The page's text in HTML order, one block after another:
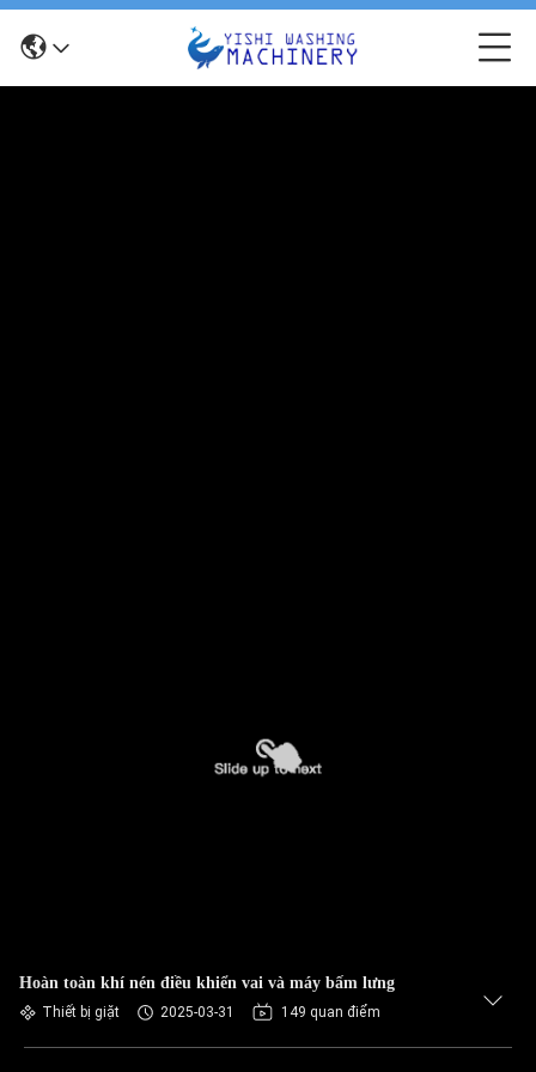
Hoàn toàn khí nén điều khiển vai và máy bấm lưng
Thiết bị giặt 2025-03-31 149 quan điểm